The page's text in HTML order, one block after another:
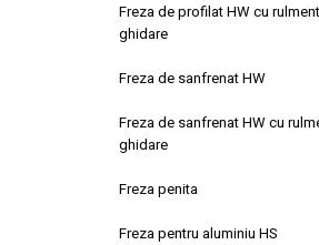
Freza de profilat HW cu
ghidare
Freza de sanfrenat HW
Freza de sanfrenat HW cu
ghidare
Freza penita
Freza pentru aluminiu HS